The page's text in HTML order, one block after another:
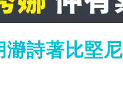
詩著比堅